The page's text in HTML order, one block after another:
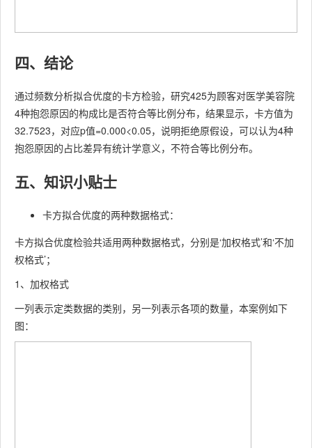
四、结论
通过频数分析拟合优度的卡方检验，研究425为顾客对医学美容院
4种抱怨原因的构成比是否符合等比例分布，结果显示，卡方值为
32.7523，对应p值=0.000<0.05，说明拒绝原假设，可以认为4种
抱怨原因的占比差异有统计学意义，不符合等比例分布。
五、知识小贴士
卡方拟合优度的两种数据格式：
卡方拟合优度检验共适用两种数据格式，分别是‘加权格式’和‘不加
权格式’；
1、加权格式
一列表示定类数据的类别，另一列表示各项的数量，本案例如下
图：